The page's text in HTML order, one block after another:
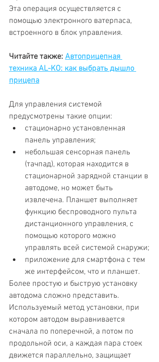
Эта операция осуществляется с
помощью электронного ватерпаса,
встроенного в блок управления.
Читайте также: Автоприцепная
техника AL-KO: как выбрать дышло
прицепа
Для управления системой
предусмотрены такие опции:
стационарно установленная
панель управления;
небольшая сенсорная панель
(тачпад), которая находится в
стационарной зарядной станции в
автодоме, но может быть
извлечена. Планшет выполняет
функцию беспроводного пульта
дистанционного управления, с
помощью которого можно
управлять всей системой снаружи;
приложение для смартфона с тем
же интерфейсом, что и планшет.
Более простую и быструю установку
автодома сложно представить.
Используемый метод установки, при
котором автодом выравнивается
сначала по поперечной, а потом по
продольной оси, а каждая пара стоек
движется параллельно, защищает